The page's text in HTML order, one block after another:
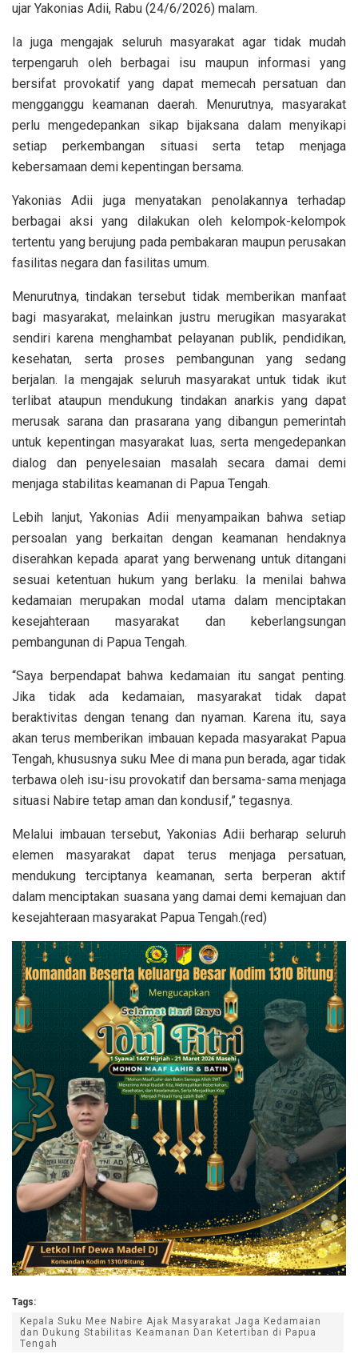
ujar Yakonias Adii, Rabu (24/6/2026) malam.
Ia juga mengajak seluruh masyarakat agar tidak mudah
terpengaruh oleh berbagai isu maupun informasi yang
bersifat provokatif yang dapat memecah persatuan dan
mengganggu keamanan daerah. Menurutnya, masyarakat
perlu mengedepankan sikap bijaksana dalam menyikapi
setiap perkembangan situasi serta tetap menjaga
kebersamaan demi kepentingan bersama.
Yakonias Adii juga menyatakan penolakannya terhadap
berbagai aksi yang dilakukan oleh kelompok-kelompok
tertentu yang berujung pada pembakaran maupun perusakan
fasilitas negara dan fasilitas umum.
Menurutnya, tindakan tersebut tidak memberikan manfaat
bagi masyarakat, melainkan justru merugikan masyarakat
sendiri karena menghambat pelayanan publik, pendidikan,
kesehatan, serta proses pembangunan yang sedang
berjalan. Ia mengajak seluruh masyarakat untuk tidak ikut
terlibat ataupun mendukung tindakan anarkis yang dapat
merusak sarana dan prasarana yang dibangun pemerintah
untuk kepentingan masyarakat luas, serta mengedepankan
dialog dan penyelesaian masalah secara damai demi
menjaga stabilitas keamanan di Papua Tengah.
Lebih lanjut, Yakonias Adii menyampaikan bahwa setiap
persoalan yang berkaitan dengan keamanan hendaknya
diserahkan kepada aparat yang berwenang untuk ditangani
sesuai ketentuan hukum yang berlaku. Ia menilai bahwa
kedamaian merupakan modal utama dalam menciptakan
kesejahteraan masyarakat dan keberlangsungan
pembangunan di Papua Tengah.
“Saya berpendapat bahwa kedamaian itu sangat penting.
Jika tidak ada kedamaian, masyarakat tidak dapat
beraktivitas dengan tenang dan nyaman. Karena itu, saya
akan terus memberikan imbauan kepada masyarakat Papua
Tengah, khususnya suku Mee di mana pun berada, agar tidak
terbawa oleh isu-isu provokatif dan bersama-sama menjaga
situasi Nabire tetap aman dan kondusif,” tegasnya.
Melalui imbauan tersebut, Yakonias Adii berharap seluruh
elemen masyarakat dapat terus menjaga persatuan,
mendukung terciptanya keamanan, serta berperan aktif
dalam menciptakan suasana yang damai demi kemajuan dan
kesejahteraan masyarakat Papua Tengah.(red)
Tags:
Kepala Suku Mee Nabire Ajak Masyarakat Jaga Kedamaian
dan Dukung Stabilitas Keamanan Dan Ketertiban di Papua
Tengah